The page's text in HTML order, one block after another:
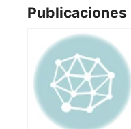
Publicaciones